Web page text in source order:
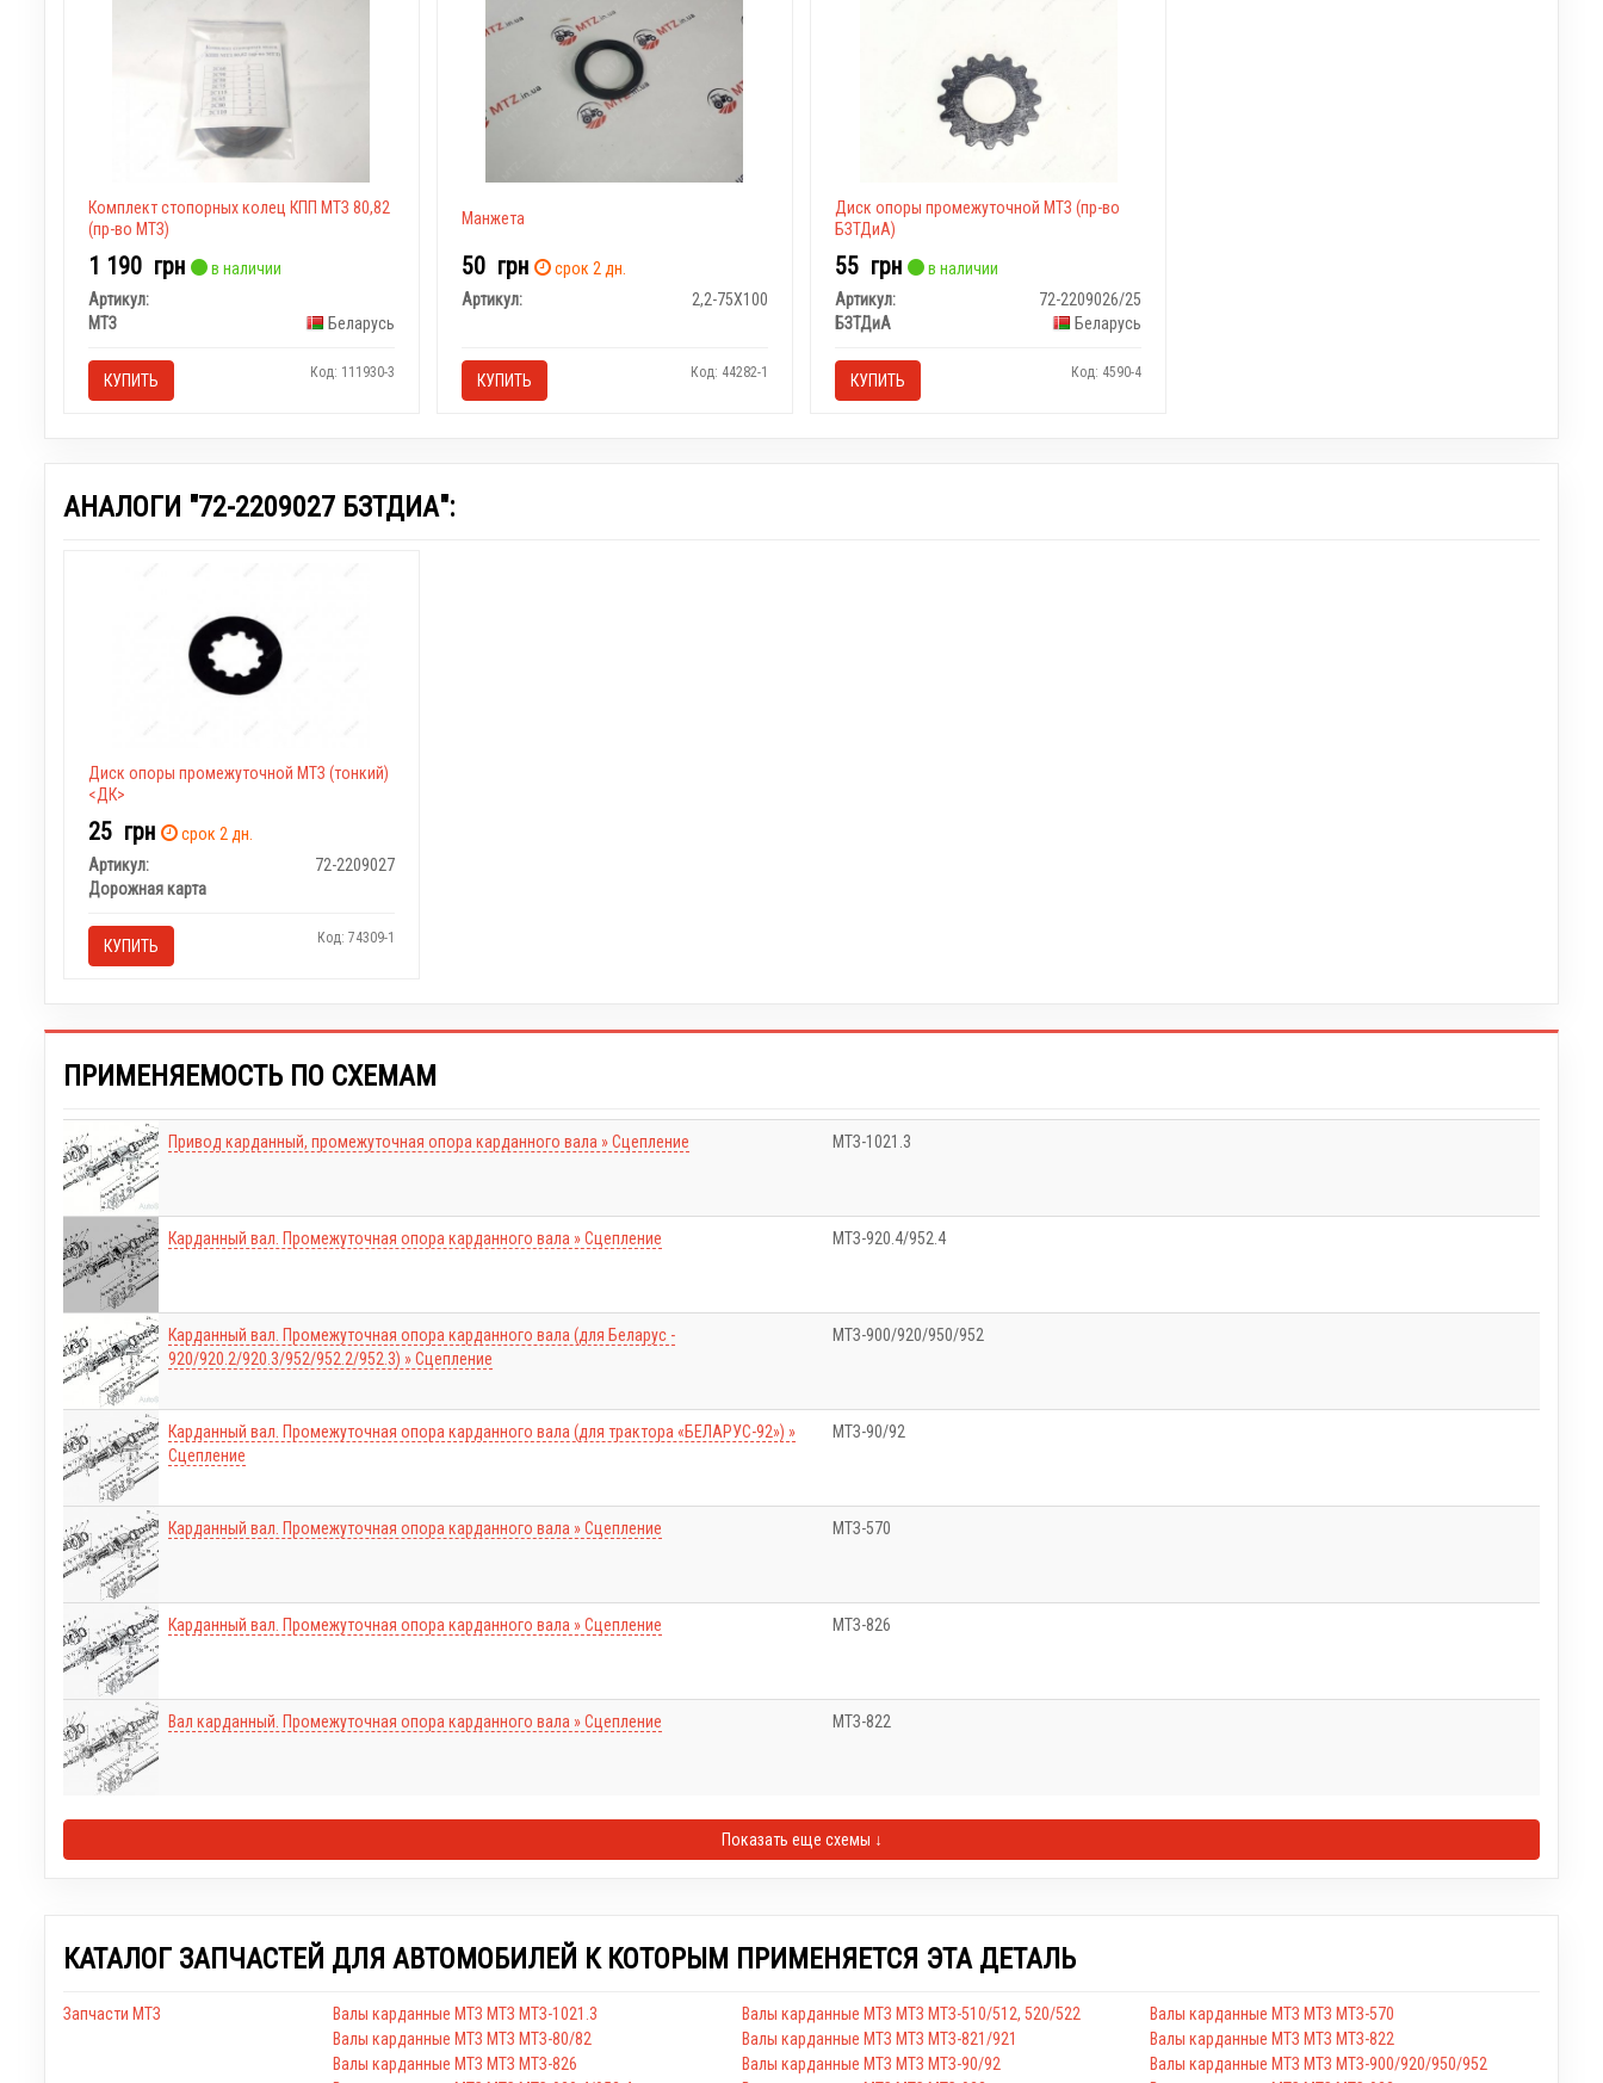
Комплект стопорных колец КПП МТЗ 80,82
(пр-во МТЗ)
1 190 грн
в наличии
Артикул:
МТЗ
Беларусь
КУПИТЬ Код: 111930-3
Манжета
50 грн
срок 2 дн.
Артикул:
2,2-75X100
КУПИТЬ Код: 44282-1
Диск опоры промежуточной МТЗ (пр-во
БЗТДиА)
55 грн
в наличии
Артикул:
72-2209026/25
БЗТДиА
Беларусь
КУПИТЬ Код: 4590-4
АНАЛОГИ "72-2209027 БЗТДИА":
Диск опоры промежуточной МТЗ (тонкий)
<ДК>
25 грн
срок 2 дн.
Артикул:
72-2209027
Дорожная карта
КУПИТЬ Код: 74309-1
ПРИМЕНЯЕМОСТЬ ПО СХЕМАМ
Привод карданный, промежуточная опора карданного вала » Сцепление МТЗ-1021.3
Карданный вал. Промежуточная опора карданного вала » Сцепление МТЗ-920.4/952.4
Карданный вал. Промежуточная опора карданного вала (для Беларус -
920/920.2/920.3/952/952.2/952.3) » Сцепление
МТЗ-900/920/950/952
Карданный вал. Промежуточная опора карданного вала (для трактора «БЕЛАРУС-92») »
Сцепление
МТЗ-90/92
Карданный вал. Промежуточная опора карданного вала » Сцепление МТЗ-570
Карданный вал. Промежуточная опора карданного вала » Сцепление МТЗ-826
Вал карданный. Промежуточная опора карданного вала » Сцепление МТЗ-822
Показать еще схемы ↓
КАТАЛОГ ЗАПЧАСТЕЙ ДЛЯ АВТОМОБИЛЕЙ К КОТОРЫМ ПРИМЕНЯЕТСЯ ЭТА ДЕТАЛЬ
Запчасти МТЗ Валы карданные МТЗ МТЗ МТЗ-1021.3 Валы карданные МТЗ МТЗ МТЗ-510/512, 520/522
Валы карданные МТЗ МТЗ МТЗ-570
Валы карданные МТЗ МТЗ МТЗ-80/82
Валы карданные МТЗ МТЗ МТЗ-821/921
Валы карданные МТЗ МТЗ МТЗ-822
Валы карданные МТЗ МТЗ МТЗ-826
Валы карданные МТЗ МТЗ МТЗ-90/92
Валы карданные МТЗ МТЗ МТЗ-900/920/950/952